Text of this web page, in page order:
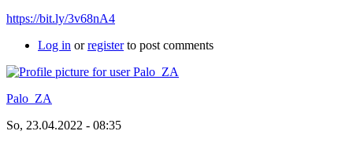
https://bit.ly/3v68nA4
Log in orregisterto post comments
Palo_ZA
So, 23.04.2022 - 08:35